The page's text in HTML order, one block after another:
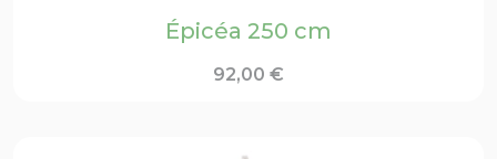
Épicéa 250 cm
92,00 €